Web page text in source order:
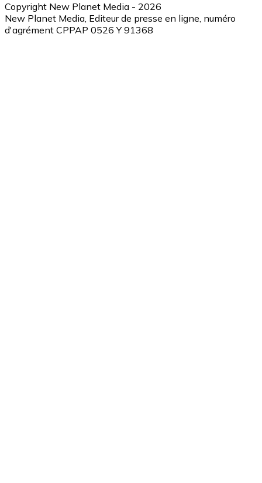
Copyright New Planet Media - 2026
New Planet Media, Editeur de presse en ligne, numéro
d'agrément CPPAP 0526 Y 91368